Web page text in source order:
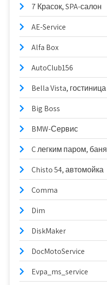
7 Красок, SPA-салон
AE-Service
Alfa Box
AutoClub156
Bella Vista, гостиница
Big Boss
BMW-Сервис
C легким паром, баня
Chisto 54, автомойка
Comma
Dim
DiskMaker
DocMotoService
Evpa_ms_service